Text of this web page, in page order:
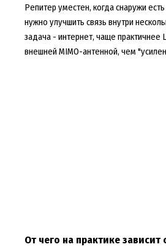
Репитер уместен, когда снаружи
нужно улучшить связь внутри
задача - интернет, чаще практичнее
внешней MIMO-антенной, чем
От чего на практике зависит